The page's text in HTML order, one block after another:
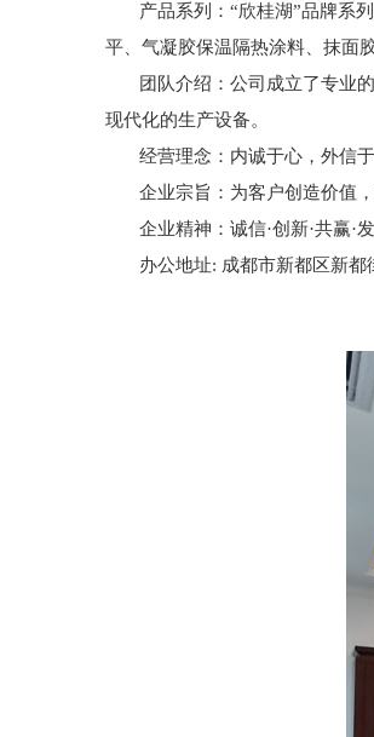
产品系列： “欣桂湖”品牌系
平、气凝胶保温隔热涂料、抹面
团队介绍：公司成立了专业
现代化的生产设备。
经营理念：内诚于心，外信
企业宗旨：为客户创造价值
企业精神：诚信·创新·共赢·发
办公地址: 成都市新都区新都